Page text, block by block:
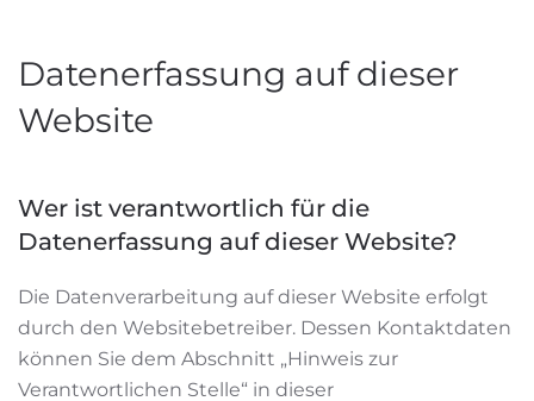
Datenerfassung auf dieser
Website
Wer ist verantwortlich für die
Datenerfassung auf dieser Website?
Die Datenverarbeitung auf dieser Website erfolgt
durch den Websitebetreiber. Dessen Kontaktdaten
können Sie dem Abschnitt „Hinweis zur
Verantwortlichen Stelle“ in dieser